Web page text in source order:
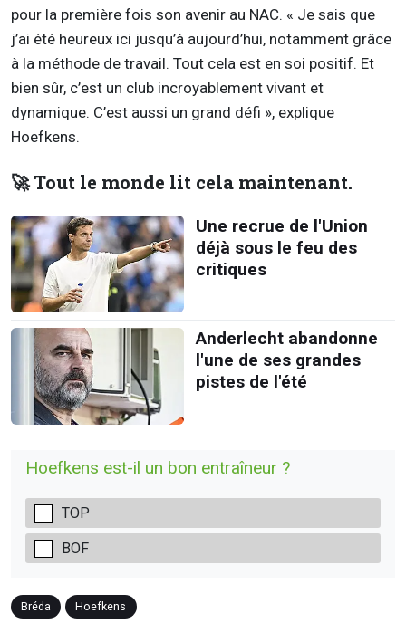
pour la première fois son avenir au NAC. « Je sais que
j’ai été heureux ici jusqu’à aujourd’hui, notamment grâce
à la méthode de travail. Tout cela est en soi positif. Et
bien sûr, c’est un club incroyablement vivant et
dynamique. C’est aussi un grand défi », explique
Hoefkens.
🚀 Tout le monde lit cela maintenant.
Une recrue de l'Union
déjà sous le feu des
critiques
Anderlecht abandonne
l'une de ses grandes
pistes de l'été
Hoefkens est-il un bon entraîneur ?
TOP
BOF
Bréda Hoefkens